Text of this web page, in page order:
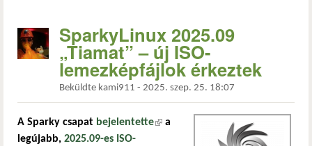
SparkyLinux 2025.09
„Tiamat” – új ISO-
lemezképfájlok érkeztek
Beküldte kami911 - 2025. szep. 25. 18:07
A Sparky csapat bejelentette(külső hivatkozás)
a
legújabb, 2025.09-es ISO-